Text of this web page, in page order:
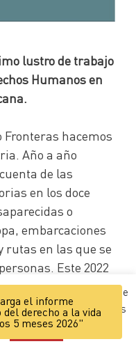
lustro de trabajo
Humanos en
hacemos
Año a año
de las
en los doce
o
embarcaciones
rutas en las que se
Este 2022
la cifra
y 2022 (datos
2022) en la
y proponemos un
el informe
derecho a la vida
5 meses 2026"
Entendemos que
personalizar los ajustes
ACEPTAR